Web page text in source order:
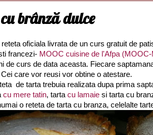
brânză dulce
oficiala livrata de un curs gratuit de
francezi- MOOC cuisine de l'Afpa
de curs de data aceasta. Fiecare
care vor reusi vor obtine o atestare.
de tarta trebuia realizata dupa prima
cu mere tatin, tarta cu lamaie si tarta cu
o reteta de tarta cu branza, celelalte